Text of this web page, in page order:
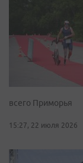
всего Приморья
15:27, 22 июля 2026